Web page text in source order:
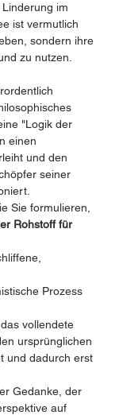
im
ist vermutlich
sondern ihre
zu nutzen.
"Logik der
einen
und den
seiner
Sie formulieren,
Rohstoff für
Prozess
vollendete
ursprünglichen
und dadurch erst
Gedanke, der
auf